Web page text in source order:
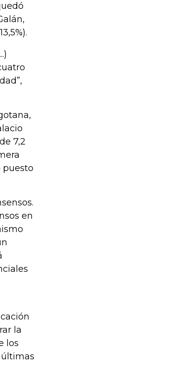
7,2
puesto
en
la
los